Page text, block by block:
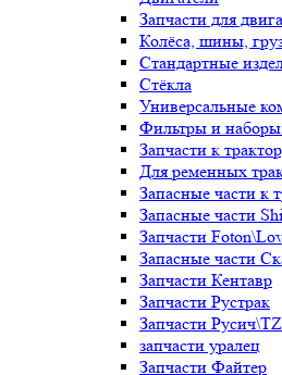
Запчасти для
Колёса, шины,
Стандартные
Стёкла
Универсальные
Фильтры и
Запчасти к
Для ременных
Запасные части к
Запасные части
Запчасти
Запасные части
Запчасти Кентавр
Запчасти Рустрак
Запчасти
запчасти уралец
Запчасти Файтер